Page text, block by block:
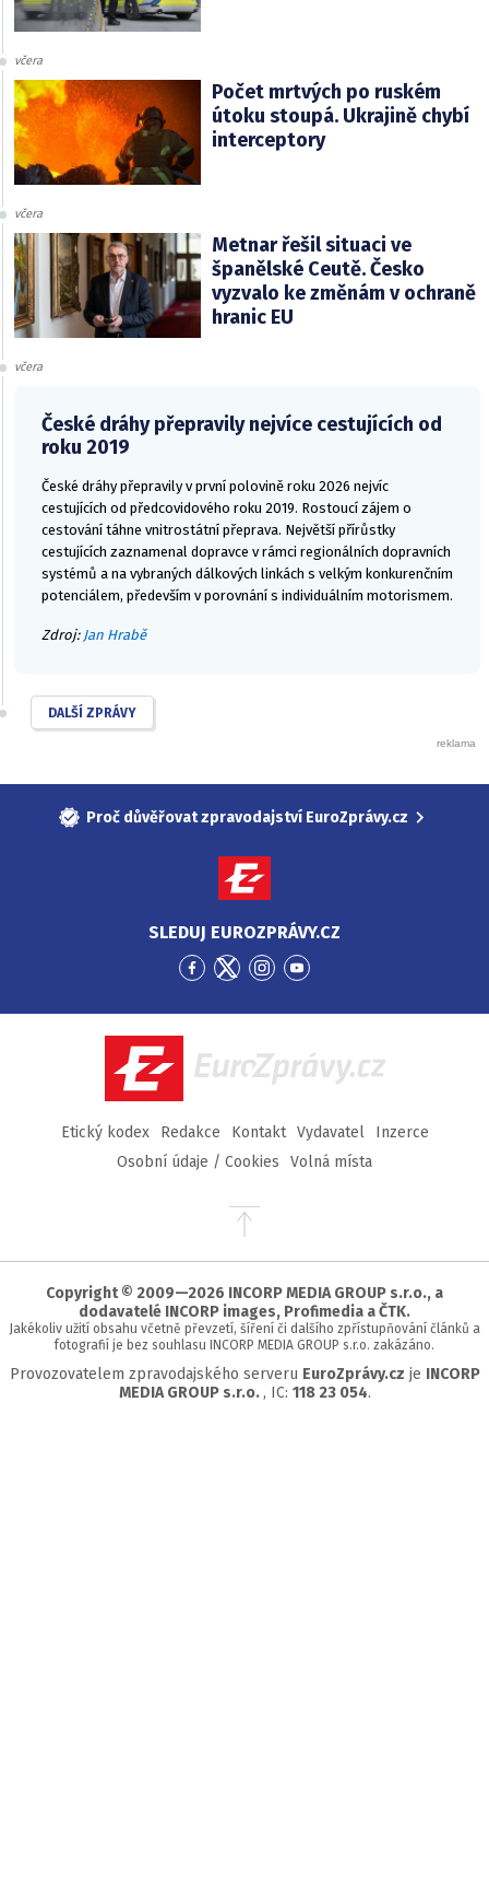
včera
Počet mrtvých po ruském
útoku stoupá. Ukrajině chybí
interceptory
včera
Metnar řešil situaci ve
španělské Ceutě. Česko
vyzvalo ke změnám v ochraně
hranic EU
včera
České dráhy přepravily nejvíce cestujících od
roku 2019
České dráhy přepravily v první polovině roku 2026 nejvíc
cestujících od předcovidového roku 2019. Rostoucí zájem o
cestování táhne vnitrostátní přeprava. Největší přírůstky
cestujících zaznamenal dopravce v rámci regionálních dopravních
systémů a na vybraných dálkových linkách s velkým konkurenčním
potenciálem, především v porovnání s individuálním motorismem.
Zdroj: Jan Hrabě
DALŠÍ ZPRÁVY
Proč důvěřovat zpravodajství EuroZprávy.cz
SLEDUJ EUROZPRÁVY.CZ
Přejít
Facebook
Přejít
Twitter
Přejít
Instagram
Přejít
YouTube
EuroZprávy.cz
Etický kodex Redakce Kontakt Vydavatel
Inzerce
Osobní údaje / Cookies
Volná místa
Přejít
stránky
Copyright © 2009—2026 INCORP MEDIA GROUP s.r.o., a
dodavatelé INCORP images, Profimedia a ČTK.
Jakékoliv užití obsahu včetně převzetí, šíření či dalšího zpřístupňování článků a
fotografií je bez souhlasu INCORP MEDIA GROUP s.r.o. zakázáno.
Provozovatelem zpravodajského serveru EuroZprávy.cz je INCORP
MEDIA GROUP s.r.o., IC: 118 23 054.